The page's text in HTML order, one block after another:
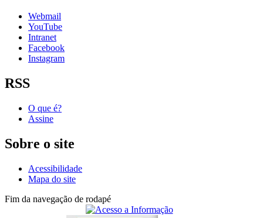
Webmail
YouTube
Intranet
Facebook
Instagram
RSS
O que é?
Assine
Sobre o site
Acessibilidade
Mapa do site
Fim da navegação de rodapé